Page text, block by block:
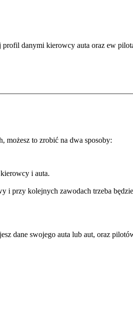
danymi kierowcy auta oraz ew
możesz to zrobić na dwa sposoby:
i auta.
i przy kolejnych zawodach trzeba
rejestracji wybierasz tylko którym autem startujesz i ew pilota, nie trzeba